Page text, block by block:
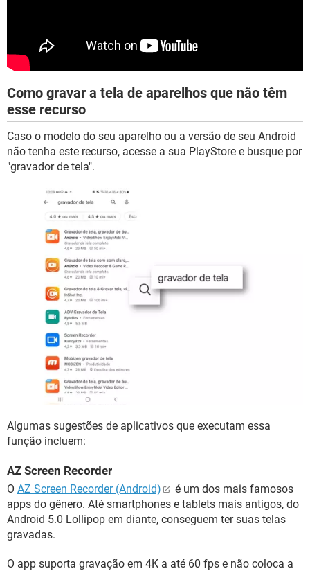
Como gravar a tela de aparelhos que não têm
esse recurso
Caso o modelo do seu aparelho ou a versão de seu Android
não tenha este recurso, acesse a sua PlayStore e busque por
"gravador de tela".
Algumas sugestões de aplicativos que executam essa
função incluem:
AZ Screen Recorder
O AZ Screen Recorder (Android)
é um dos mais famosos
apps do gênero. Até smartphones e tablets mais antigos, do
Android 5.0 Lollipop em diante, conseguem ter suas telas
gravadas.
O app suporta gravação em 4K a até 60 fps e não coloca a